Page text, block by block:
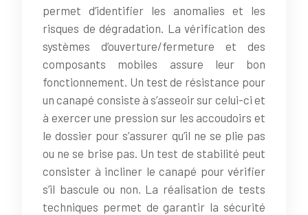
permet d’identifier les anomalies et les
risques de dégradation. La vérification des
systèmes d’ouverture/fermeture et des
composants mobiles assure leur bon
fonctionnement. Un test de résistance pour
un canapé consiste à s’asseoir sur celui-ci et
à exercer une pression sur les accoudoirs et
le dossier pour s’assurer qu’il ne se plie pas
ou ne se brise pas. Un test de stabilité peut
consister à incliner le canapé pour vérifier
s’il bascule ou non. La réalisation de tests
techniques permet de garantir la sécurité